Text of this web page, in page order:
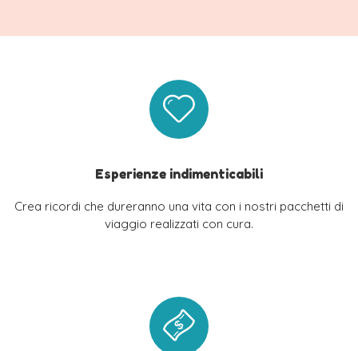
Esperienze indimenticabili
Crea ricordi che dureranno una vita con i nostri pacchetti di
viaggio realizzati con cura.